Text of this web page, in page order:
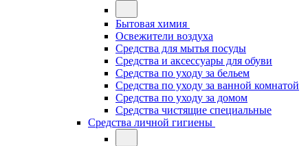
Бытовая химия
Освежители воздуха
Средства для мытья посуды
Средства и аксессуары для обуви
Средства по уходу за бельем
Средства по уходу за ванной комнатой
Средства по уходу за домом
Средства чистящие специальные
Средства личной гигиены